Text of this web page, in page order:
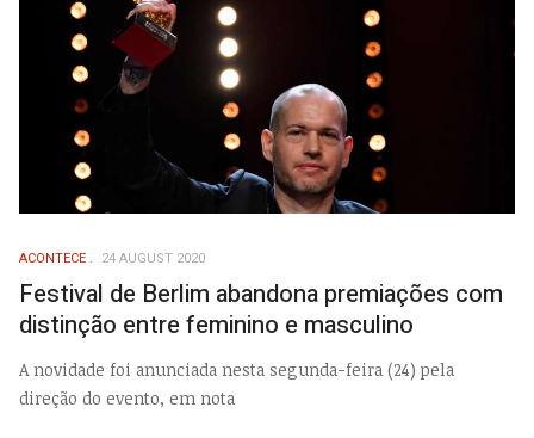
ACONTECE 24 AUGUST 2020
Festival de Berlim abandona premiações com
distinção entre feminino e masculino
A novidade foi anunciada nesta segunda-feira (24) pela
direção do evento, em nota